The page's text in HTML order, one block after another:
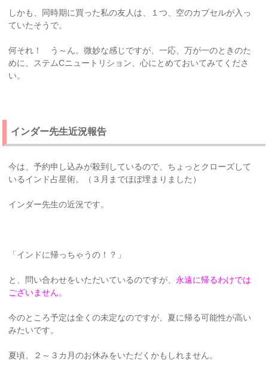
しかも、同時期に買った私の友人は、１つ、空のカプセルが入っ
ていたそうで。
何それ！ う～ん。微妙な感じですが、一応、万が一のときのた
めに、ステムCニュートリション、心にとめておいてみてくださ
い。
インダー先生近況報告
今は、予約申し込みが殺到しているので、ちょっとクローズして
いるインド占星術。（３月までほぼ埋まりました）
インダー先生の近況です。
「インドに帰っちゃうの！？」
と、問い合わせをいただいているのですが、 永遠に帰るわけでは
ございません。
今のところ予定は全くの未定なのですが、夏に帰る可能性が高い
みたいです。
夏頃、２～３カ月のお休みをいただくかもしれません。